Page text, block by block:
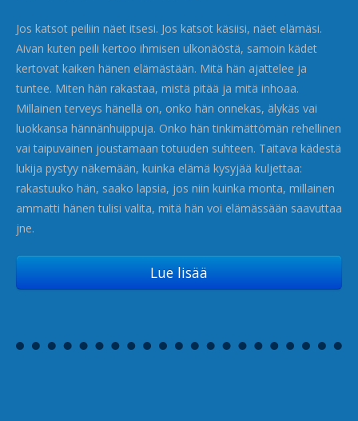
Jos katsot peiliin näet itsesi. Jos katsot käsiisi, näet elämäsi.
Aivan kuten peili kertoo ihmisen ulkonäöstä, samoin kädet
kertovat kaiken hänen elämästään. Mitä hän ajattelee ja
tuntee. Miten hän rakastaa, mistä pitää ja mitä inhoaa.
Millainen terveys hänellä on, onko hän onnekas, älykäs vai
luokkansa hännänhuippuja. Onko hän tinkimättömän rehellinen
vai taipuvainen joustamaan totuuden suhteen. Taitava kädestä
lukija pystyy näkemään, kuinka elämä kysyjää kuljettaa:
rakastuuko hän, saako lapsia, jos niin kuinka monta, millainen
ammatti hänen tulisi valita, mitä hän voi elämässään saavuttaa
jne.
Lue lisää